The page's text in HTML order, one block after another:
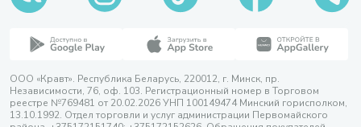
ООО «Кравт». Республика Беларусь, 220012, г. Минск, пр.
Независимости, 76, оф. 103. Регистрационный номер в Торговом
реестре №769481 от 20.02.2026 УНП 100149474 Минский горисполком,
13.10.1992. Отдел торговли и услуг администрации Первомайского